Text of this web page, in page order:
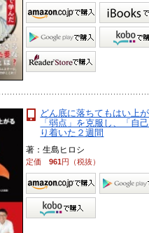
どん底に落ちてもはい上
「弱点」を克服し、「自
り着いた２週間
著：生島ヒロシ
定価961円（税抜）